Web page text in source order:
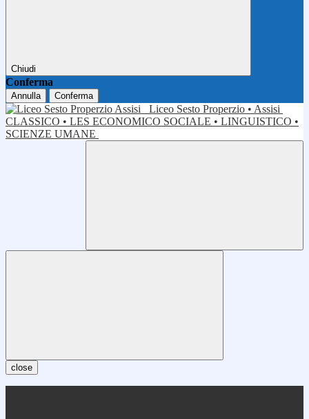
Chiudi
Conferma
Annulla Conferma
Liceo Sesto Properzio • Assisi
CLASSICO • LES ECONOMICO SOCIALE • LINGUISTICO •
SCIENZE UMANE
close